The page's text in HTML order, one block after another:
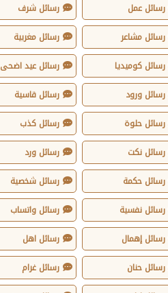
رسائل عمل رسائل شرف
رسائل مشاعر رسائل مغربية
رسائل كوميديا رسائل عيد اضحى
رسائل ورود رسائل قاسية
رسائل حلوة رسائل كذب
رسائل نكت رسائل ورد
رسائل حكمة رسائل شخصية
رسائل نفسية رسائل واتساب
رسائل إهمال رسائل اهل
رسائل حنان رسائل غرام